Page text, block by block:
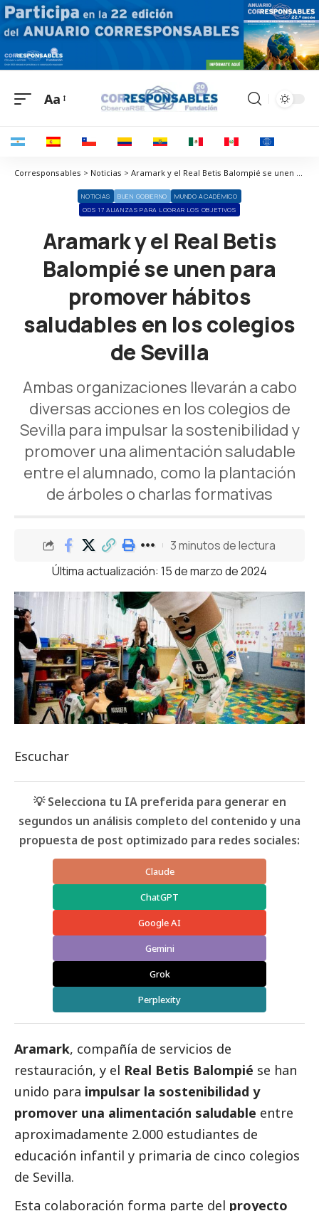
Aa
Corresponsables > Noticias > Aramark y el Real Betis Balompié se unen para promover hábitos saludables en los colegios de Sevilla
NOTICIAS BUEN GOBIERNO
MUNDO ACADÉMICO
ODS 17 ALIANZAS PARA LOGRAR LOS OBJETIVOS
Aramark y el Real Betis
Balompié se unen para
promover hábitos
saludables en los colegios
de Sevilla
Ambas organizaciones llevarán a cabo
diversas acciones en los colegios de
Sevilla para impulsar la sostenibilidad y
promover una alimentación saludable
entre el alumnado, como la plantación
de árboles o charlas formativas
Última actualización: 15 de marzo de 2024
3 minutos de lectura
Escuchar
💡 Selecciona tu IA preferida para generar en
segundos un análisis completo del contenido y una
propuesta de post optimizado para redes sociales:
Claude
ChatGPT
Google AI
Gemini
Grok
Perplexity
Aramark, compañía de servicios de
restauración, y el Real Betis Balompié se han
unido para impulsar la sostenibilidad y
promover una alimentación saludable entre
aproximadamente 2.000 estudiantes de
educación infantil y primaria de cinco colegios
de Sevilla.
Esta colaboración forma parte del proyecto